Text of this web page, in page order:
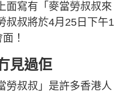
面寫有「麥當勞叔叔來
叔叔將於4月25日下午1
！
見過佢
勞叔叔」是許多香港人